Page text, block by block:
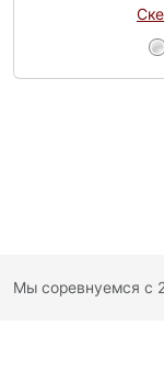
Мы соревнуемся с